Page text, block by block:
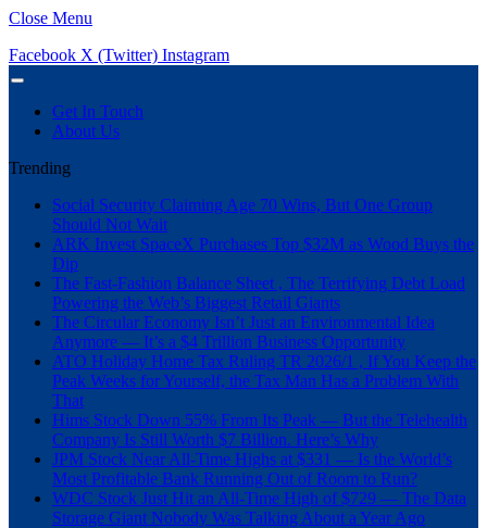
Close Menu
Facebook X (Twitter) Instagram
Get In Touch
About Us
Trending
Social Security Claiming Age 70 Wins, But One Group
Should Not Wait
ARK Invest SpaceX Purchases Top $32M as Wood Buys the
Dip
The Fast-Fashion Balance Sheet , The Terrifying Debt Load
Powering the Web’s Biggest Retail Giants
The Circular Economy Isn’t Just an Environmental Idea
Anymore — It’s a $4 Trillion Business Opportunity
ATO Holiday Home Tax Ruling TR 2026/1 , If You Keep the
Peak Weeks for Yourself, the Tax Man Has a Problem With
That
Hims Stock Down 55% From Its Peak — But the Telehealth
Company Is Still Worth $7 Billion. Here’s Why
JPM Stock Near All-Time Highs at $331 — Is the World’s
Most Profitable Bank Running Out of Room to Run?
WDC Stock Just Hit an All-Time High of $729 — The Data
Storage Giant Nobody Was Talking About a Year Ago